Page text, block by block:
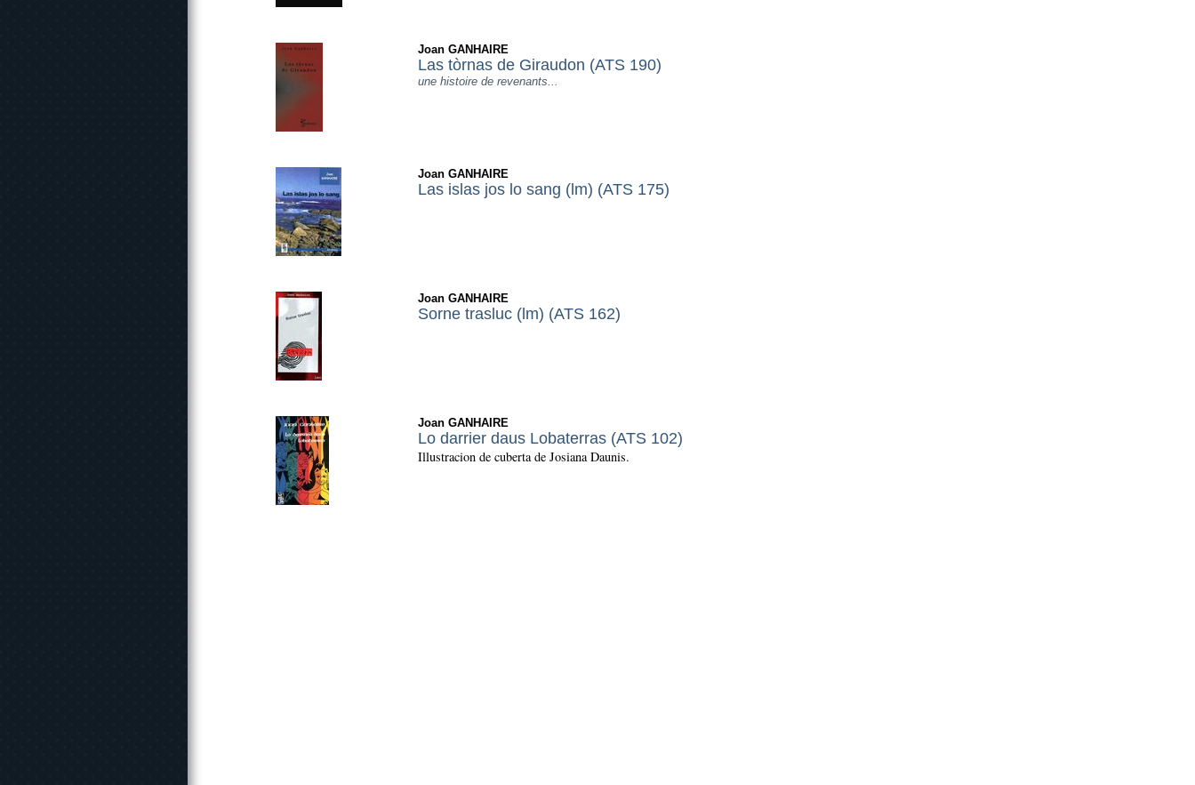
Joan GANHAIRE
Las tòrnas de Giraudon (ATS 190)
une histoire de revenants...
Joan GANHAIRE
Las islas jos lo sang (lm) (ATS 175)
Joan GANHAIRE
Sorne trasluc (lm) (ATS 162)
Joan GANHAIRE
Lo darrier daus Lobaterras (ATS 102)
Illustracion de cuberta de Josiana Daunis.